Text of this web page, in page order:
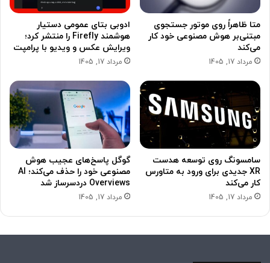
متا ظاهراً روی موتور جستجوی
مبتنی‌بر هوش مصنوعی خود کار
می‌کند
مرداد 17, 1405
ادوبی بتای عمومی دستیار
هوشمند Firefly را منتشر کرد؛
ویرایش عکس و ویدیو با پرامپت
مرداد 17, 1405
سامسونگ روی توسعه هدست
XR جدیدی برای ورود به متاورس
کار می‌کند
مرداد 17, 1405
گوگل پاسخ‌های عجیب هوش
مصنوعی خود را حذف می‌کند؛ AI
Overviews دردسرساز شد
مرداد 17, 1405